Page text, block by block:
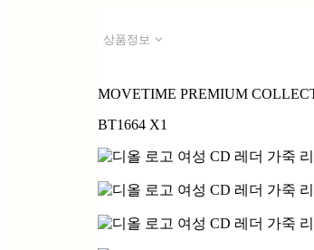
상품정보
MOVETIME PREMIUM
BT1664 X1